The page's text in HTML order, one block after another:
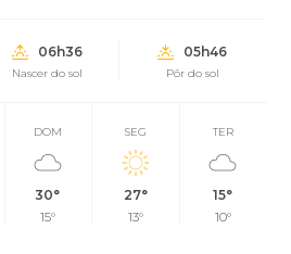
06h36
Nascer do sol
05h46
Pôr do sol
DOM
30°
15°
SEG
27°
13°
TER
15°
10°